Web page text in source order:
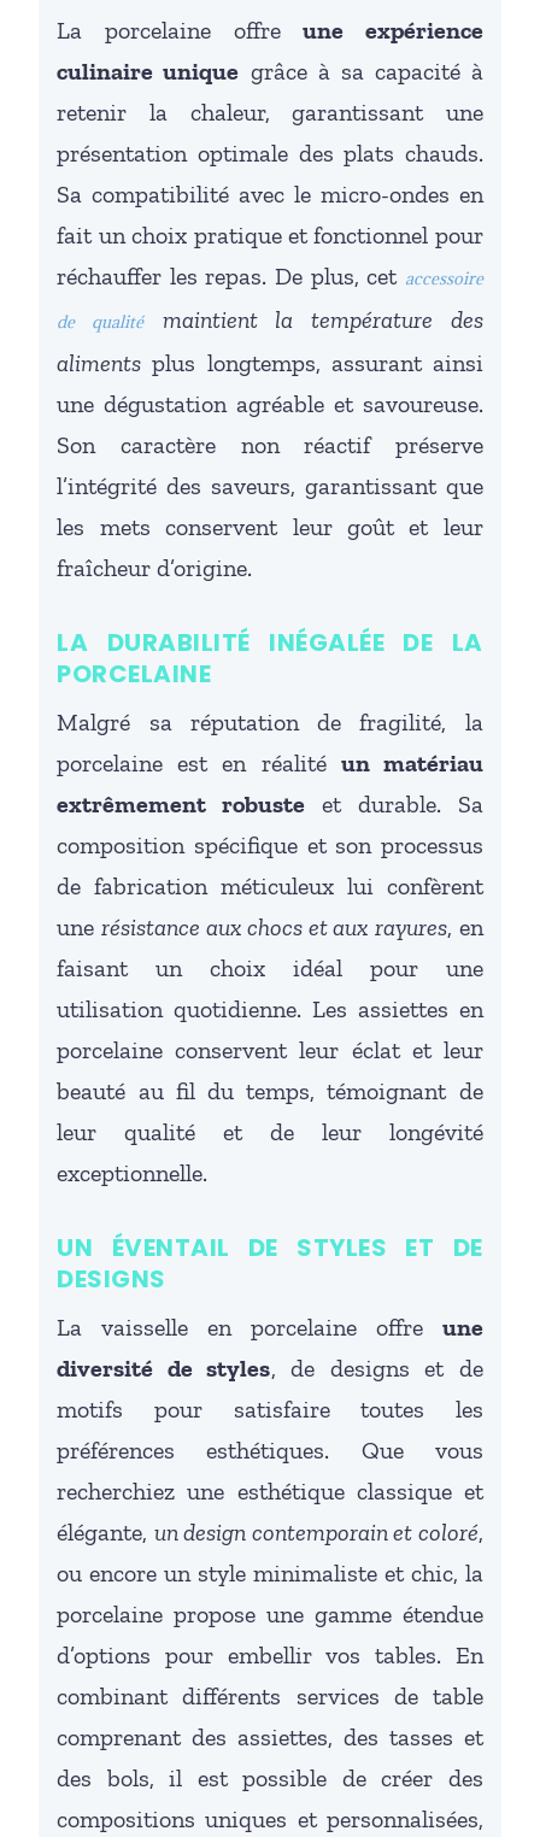
La porcelaine offreune expérience
culinaire unique grâce à sa capacité à
retenir la chaleur, garantissant une
présentation optimale des plats chauds.
Sa compatibilité avec le micro-ondes en
fait un choix pratique et fonctionnel pour
réchauffer les repas. De plus, cet accessoire
de qualité
maintient la température des
aliments plus longtemps, assurant ainsi
une dégustation agréable et savoureuse.
Son caractère non réactif préserve
l’intégrité des saveurs, garantissant que
les mets conservent leur goût et leur
fraîcheur d’origine.
LA DURABILITÉ INÉGALÉE DE LA
PORCELAINE
Malgré sa réputation de fragilité, la
porcelaine est en réalité un matériau
extrêmement robuste et durable. Sa
composition spécifique et son processus
de fabrication méticuleux lui confèrent
une résistance aux chocs et aux rayures, en
faisant un choix idéal pour une
utilisation quotidienne. Les assiettes en
porcelaine conservent leur éclat et leur
beauté au fil du temps, témoignant de
leur qualité et de leur longévité
exceptionnelle.
UN ÉVENTAIL DE STYLES ET DE
DESIGNS
La vaisselle en porcelaine offre une
diversité de styles, de designs et de
motifs pour satisfaire toutes les
préférences esthétiques. Que vous
recherchiez une esthétique classique et
élégante, un design contemporain et coloré,
ou encore un style minimaliste et chic, la
porcelaine propose une gamme étendue
d’options pour embellir vos tables. En
combinant différents services de table
comprenant des assiettes, des tasses et
des bols, il est possible de créer des
compositions uniques et personnalisées,